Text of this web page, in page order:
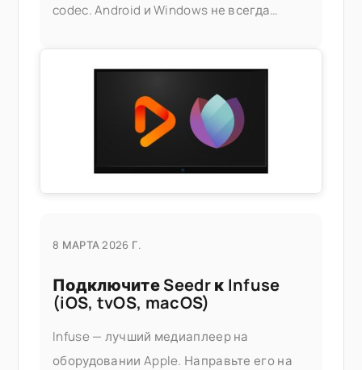
codec. Android и Windows не всегда
8 МАРТА 2026 Г.
Подключите Seedr к Infuse
(iOS, tvOS, macOS)
Infuse — лучший медиаплеер на
оборудовании Apple. Направьте его на